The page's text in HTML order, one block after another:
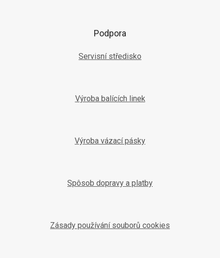
Podpora
Servisní středisko
Výroba balících linek
Výroba vázací pásky
Spôsob dopravy a platby
Zásady používání souborů cookies